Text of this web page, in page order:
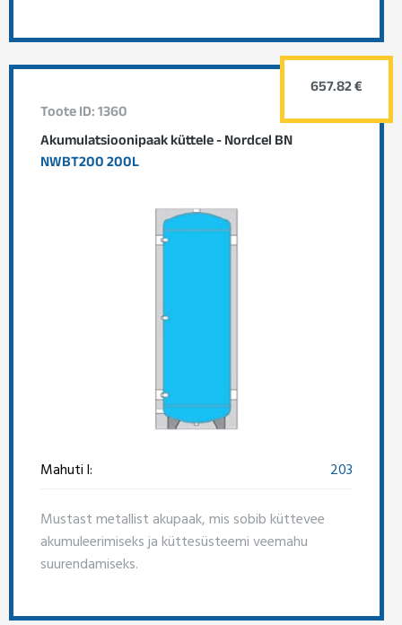
Toote ID: 1360
Akumulatsioonipaak küttele - Nordcel BN
NWBT200 200L
Mahuti l: 203
Mustast metallist akupaak, mis sobib küttevee
akumuleerimiseks ja küttesüsteemi veemahu
suurendamiseks.
657.82 €